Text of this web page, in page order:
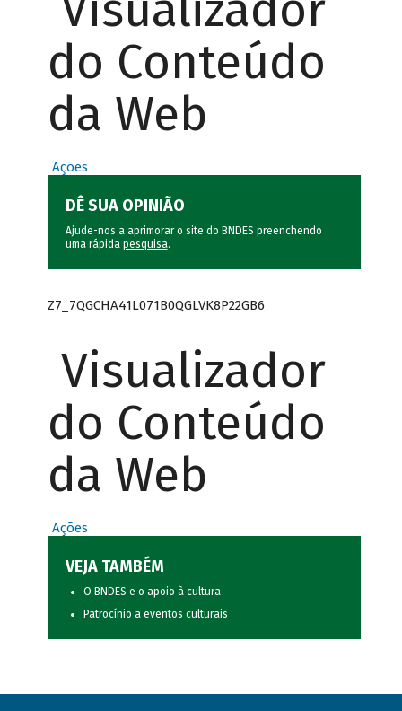
do Conteúdo
da Web
Ações
DÊ SUA OPINIÃO
Ajude-nos a aprimorar o site do BNDES preenchendo
uma rápida pesquisa.
Z7_7QGCHA41L071B0QGLVK8P22GB6
Visualizador
do Conteúdo
da Web
Ações
VEJA TAMBÉM
O BNDES e o apoio à cultura
Patrocínio a eventos culturais